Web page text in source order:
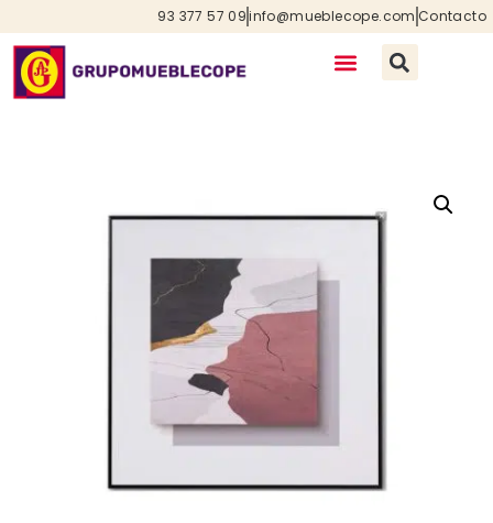
93 377 57 09info@mueblecope.com Contacto